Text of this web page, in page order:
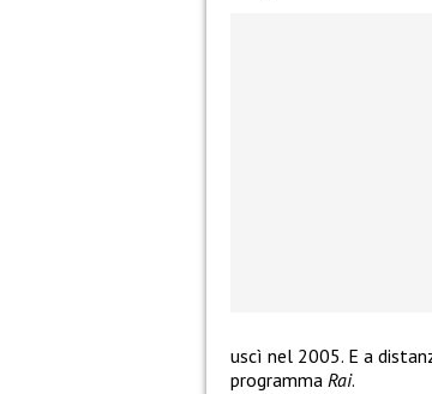
uscì nel 2005. E a
programma Rai.